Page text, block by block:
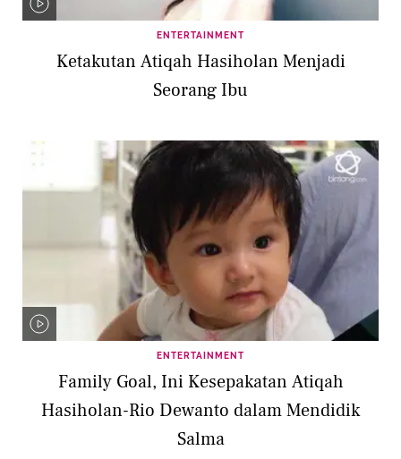
ENTERTAINMENT
Ketakutan Atiqah Hasiholan Menjadi
Seorang Ibu
ENTERTAINMENT
Family Goal, Ini Kesepakatan Atiqah
Hasiholan-Rio Dewanto dalam Mendidik
Salma